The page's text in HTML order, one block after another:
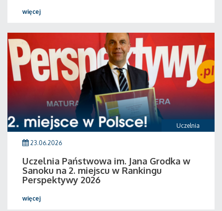
więcej
Uczelnia
23.06.2026
Uczelnia Państwowa im. Jana Grodka w
Sanoku na 2. miejscu w Rankingu
Perspektywy 2026
więcej